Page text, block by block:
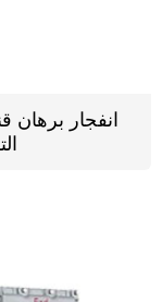
انفجار برهان